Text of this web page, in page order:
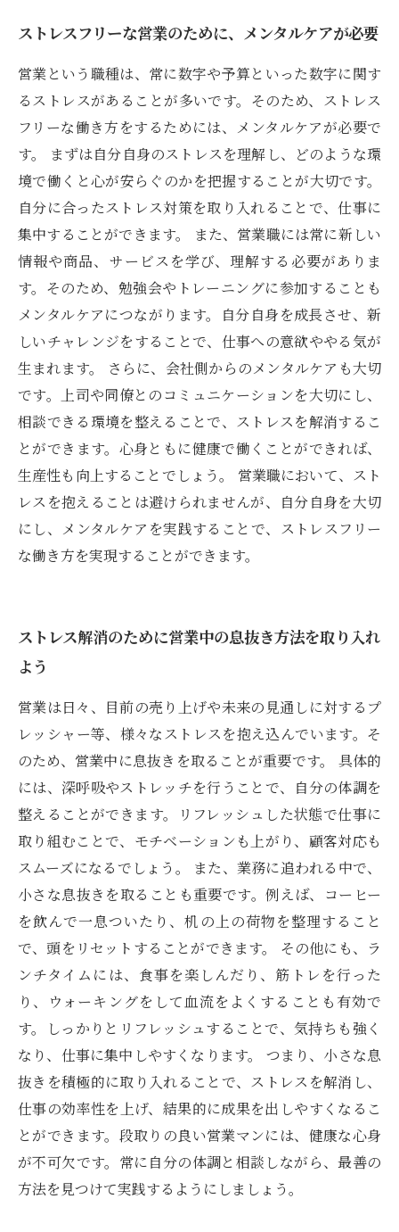
ストレスフリーな営業のために、メンタルケアが必要
営業という職種は、常に数字や予算といった数字に関す
るストレスがあることが多いです。そのため、ストレス
フリーな働き方をするためには、メンタルケアが必要で
す。 まずは自分自身のストレスを理解し、どのような環
境で働くと心が安らぐのかを把握することが大切です。
自分に合ったストレス対策を取り入れることで、仕事に
集中することができます。 また、営業職には常に新しい
情報や商品、サービスを学び、理解する必要がありま
す。そのため、勉強会やトレーニングに参加することも
メンタルケアにつながります。自分自身を成長させ、新
しいチャレンジをすることで、仕事への意欲ややる気が
生まれます。 さらに、会社側からのメンタルケアも大切
です。上司や同僚とのコミュニケーションを大切にし、
相談できる環境を整えることで、ストレスを解消するこ
とができます。心身ともに健康で働くことができれば、
生産性も向上することでしょう。 営業職において、スト
レスを抱えることは避けられませんが、自分自身を大切
にし、メンタルケアを実践することで、ストレスフリー
な働き方を実現することができます。
ストレス解消のために営業中の息抜き方法を取り入れ
よう
営業は日々、目前の売り上げや未来の見通しに対するプ
レッシャー等、様々なストレスを抱え込んでいます。そ
のため、営業中に息抜きを取ることが重要です。 具体的
には、深呼吸やストレッチを行うことで、自分の体調を
整えることができます。リフレッシュした状態で仕事に
取り組むことで、モチベーションも上がり、顧客対応も
スムーズになるでしょう。 また、業務に追われる中で、
小さな息抜きを取ることも重要です。例えば、コーヒー
を飲んで一息ついたり、机の上の荷物を整理すること
で、頭をリセットすることができます。 その他にも、ラ
ンチタイムには、食事を楽しんだり、筋トレを行った
り、ウォーキングをして血流をよくすることも有効で
す。しっかりとリフレッシュすることで、気持ちも強く
なり、仕事に集中しやすくなります。 つまり、小さな息
抜きを積極的に取り入れることで、ストレスを解消し、
仕事の効率性を上げ、結果的に成果を出しやすくなるこ
とができます。段取りの良い営業マンには、健康な心身
が不可欠です。常に自分の体調と相談しながら、最善の
方法を見つけて実践するようにしましょう。